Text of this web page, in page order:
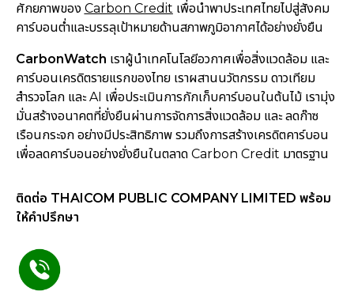
ศักยภาพของ Carbon Credit เพื่อนำพาประเทศไทยไปสู่สังคม
คาร์บอนต่ำและบรรลุเป้าหมายด้านสภาพภูมิอากาศได้อย่างยั่งยืน
CarbonWatch เราผู้นำเทคโนโลยีอวกาศเพื่อสิ่งแวดล้อม และ
คาร์บอนเครดิตรายแรกของไทย เราผสานนวัตกรรม ดาวเทียม
สำรวจโลก และ AI เพื่อประเมินการกักเก็บคาร์บอนในต้นไม้ เรามุ่ง
มั่นสร้างอนาคตที่ยั่งยืนผ่านการจัดการสิ่งแวดล้อม และ ลดก๊าซ
เรือนกระจก อย่างมีประสิทธิภาพ รวมถึงการสร้างเครดิตคาร์บอน
เพื่อลดคาร์บอนอย่างยั่งยืนในตลาด Carbon Credit มาตรฐาน
ติดต่อ THAICOM PUBLIC COMPANY LIMITED พร้อม
ให้คำปรึกษา